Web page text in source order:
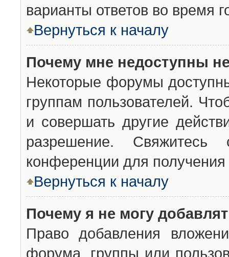
варианты ответов во время
Вернуться к началу
Почему мне недоступны
Некоторые форумы
группам пользователей.
и совершать другие
разрешение. Свяжитесь
конференции для получения
Вернуться к началу
Почему я не могу
Право добавления
форума, группы или